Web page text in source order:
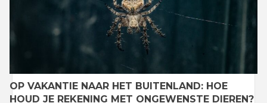
OP VAKANTIE NAAR HET BUITENLAND: HOE
HOUD JE REKENING MET ONGEWENSTE DIEREN?